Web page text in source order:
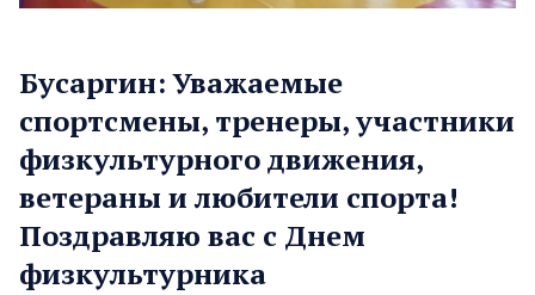
Бусаргин: Уважаемые
спортсмены, тренеры, участники
физкультурного движения,
ветераны и любители спорта!
Поздравляю вас с Днем
физкультурника